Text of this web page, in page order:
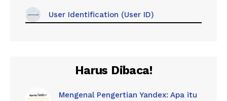
User Identification (User ID)
Harus Dibaca!
Mengenal Pengertian Yandex: Apa itu